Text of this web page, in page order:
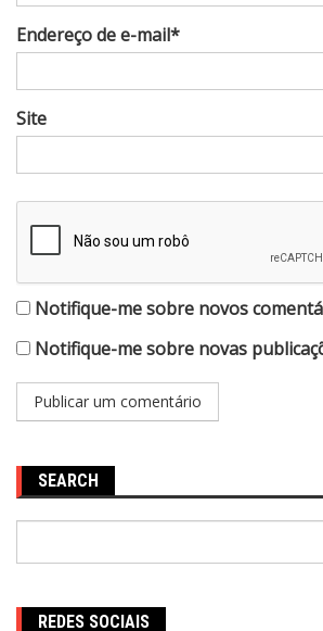
Endereço de e-mail*
Site
Notifique-me sobre novos
Notifique-me sobre novas
SEARCH
REDES SOCIAIS